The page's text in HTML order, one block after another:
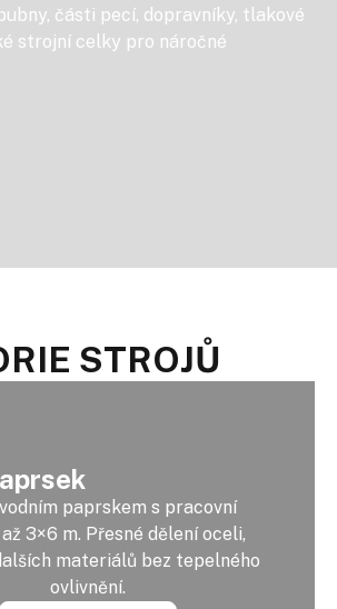
části pecí, dopravníky, tlakové
strojní celky pro náročné
STROJŮ
paprskem s pracovní
3×6 m. Přesné dělení oceli,
materiálů bez tepelného
ovlivnění.